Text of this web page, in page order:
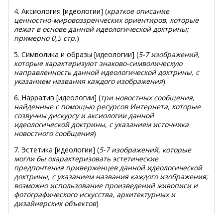
4. Аксиология [идеологии] (краткое описание
ценностно-мировоззренческих ориентиров, которые
лежат в основе данной идеологической доктрины;
примерно 0,5 стр.)
5. Символика и образы [идеологии] (5-7 изображений,
которые характеризуют знаково-символическую
направленность данной идеологической доктрины, с
указанием названия каждого изображения)
6. Нарратив [идеологии] (три новостных сообщения,
найденные с помощью ресурсов Интернета, которые
созвучны дискурсу и аксиологии данной
идеологической доктрины, с указанием источника
новостного сообщения)
7. Эстетика [идеологии] (5-7 изображений, которые
могли бы охарактеризовать эстетические
предпочтения приверженцев данной идеологической
доктрины, с указанием названия каждого изображения;
возможно использование произведений живописи и
фотографического искусства, архитектурных и
дизайнерских объектов)